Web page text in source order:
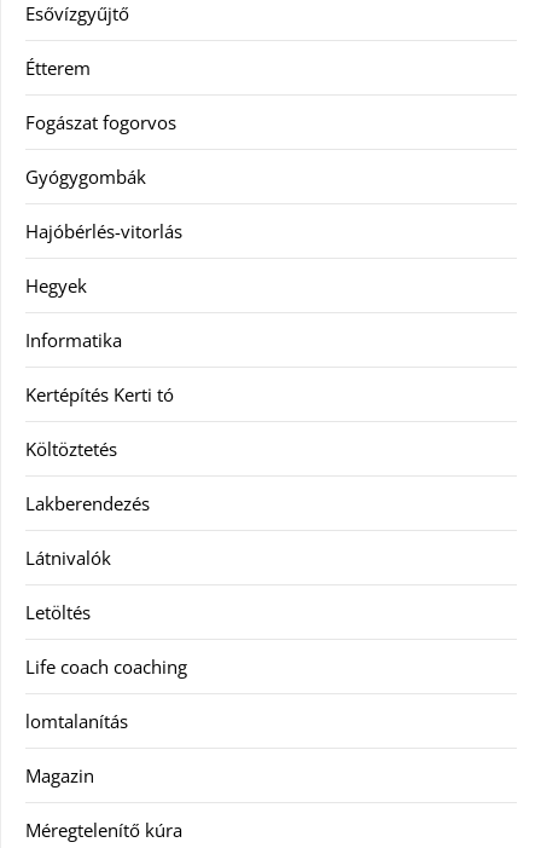
Esővízgyűjtő
Étterem
Fogászat fogorvos
Gyógygombák
Hajóbérlés-vitorlás
Hegyek
Informatika
Kertépítés Kerti tó
Költöztetés
Lakberendezés
Látnivalók
Letöltés
Life coach coaching
lomtalanítás
Magazin
Méregtelenítő kúra